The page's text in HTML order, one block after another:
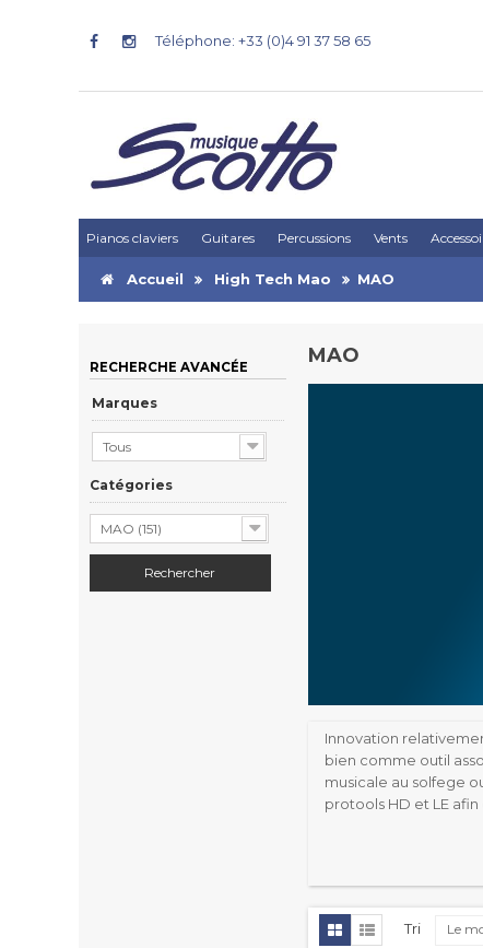
Téléphone: +33 (0)4 91 37 58 65
Pianos claviers Guitares Percussions Vents
Accueil High Tech Mao MAO
RECHERCHE AVANCÉE
Marques
Tous
Catégories
MAO (151)
MAO
Innovation
bien comme outil
musicale au solfege
protools HD et LE
Tri Le